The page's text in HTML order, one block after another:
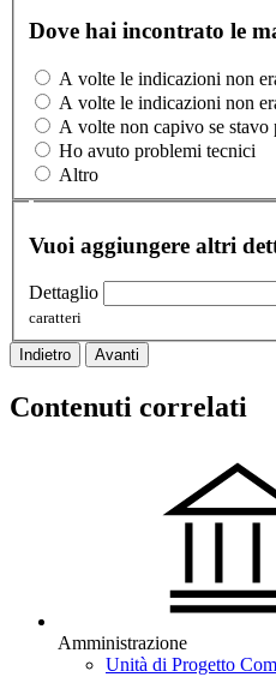
Dove hai incontrato le
A volte le indicazioni non
A volte le indicazioni non
A volte non capivo se stavo
Ho avuto problemi tecnici
Altro
Vuoi aggiungere altri
Dettaglio
caratteri
Indietro Avanti
Contenuti correlati
Amministrazione
Unità di Progetto